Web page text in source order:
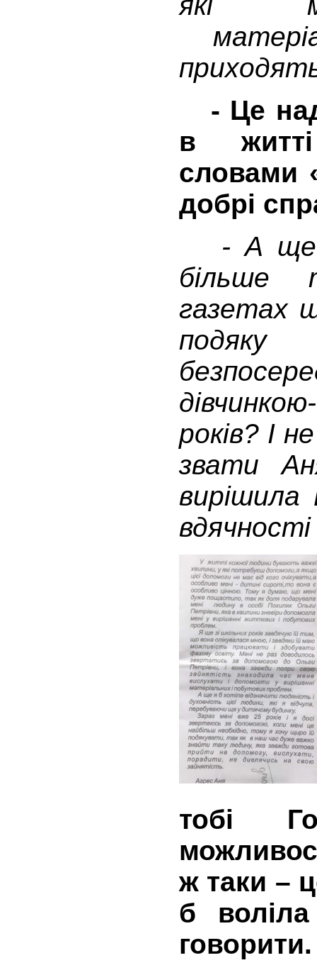
- Це
в
словами
добрі
- А ще
більше
газетах
років? І
звати
тобі
ж таки –
б
говорити.